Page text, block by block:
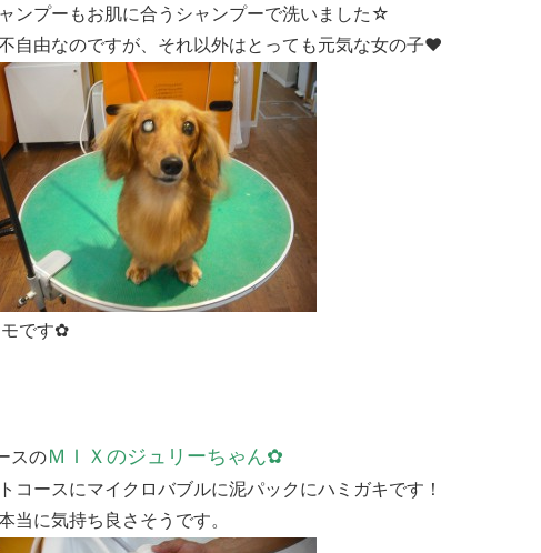
ンプーもお肌に合うシャンプーで洗いました☆
自由なのですが、それ以外はとっても元気な女の子♥
です✿
スのＭＩＸのジュリーちゃん✿
コースにマイクロバブルに泥パックにハミガキです！
当に気持ち良さそうです。